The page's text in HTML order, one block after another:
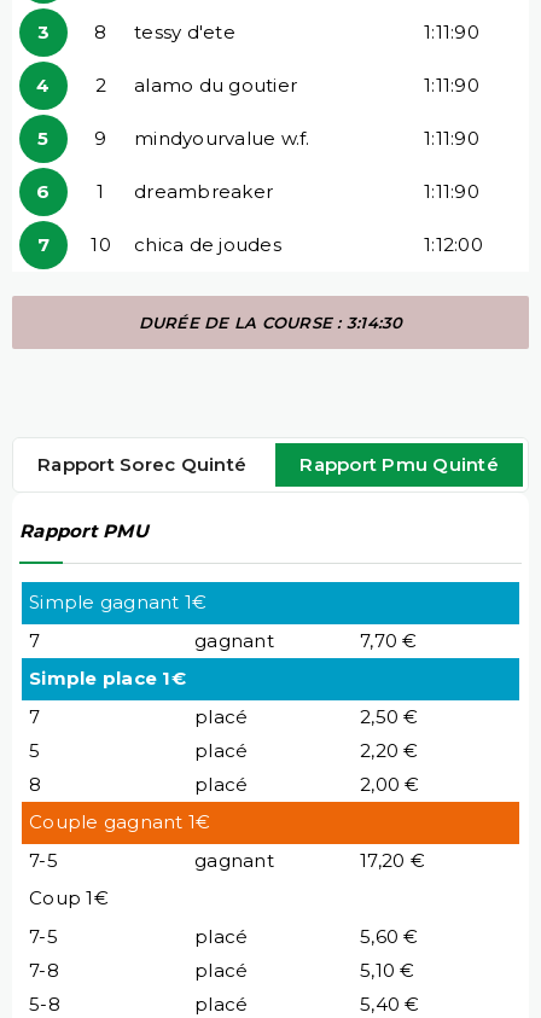
3 8 tessy d'ete 1:11:90
4 2 alamo du goutier 1:11:90
5 9 mindyourvalue w.f. 1:11:90
6 1 dreambreaker 1:11:90
7 10 chica de joudes 1:12:00
DURÉE DE LA COURSE : 3:14:30
Rapport Sorec Quinté Rapport Pmu Quinté
Rapport PMU
Simple gagnant 1€
7
gagnant
7,70 €
Simple place 1€
7
placé
2,50 €
5
placé
2,20 €
8
placé
2,00 €
Couple gagnant 1€
7-5
gagnant
17,20 €
Coup 1€
7-5
placé
5,60 €
7-8
placé
5,10 €
5-8
placé 5,40 €